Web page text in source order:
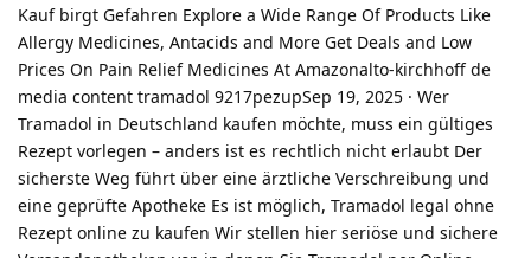
Kauf birgt Gefahren Explore a Wide Range Of Products Like
Allergy Medicines, Antacids and More Get Deals and Low
Prices On Pain Relief Medicines At Amazonalto-kirchhoff de
media content tramadol 9217pezupSep 19, 2025 · Wer
Tramadol in Deutschland kaufen möchte, muss ein gültiges
Rezept vorlegen – anders ist es rechtlich nicht erlaubt Der
sicherste Weg führt über eine ärztliche Verschreibung und
eine geprüfte Apotheke Es ist möglich, Tramadol legal ohne
Rezept online zu kaufen Wir stellen hier seriöse und sichere